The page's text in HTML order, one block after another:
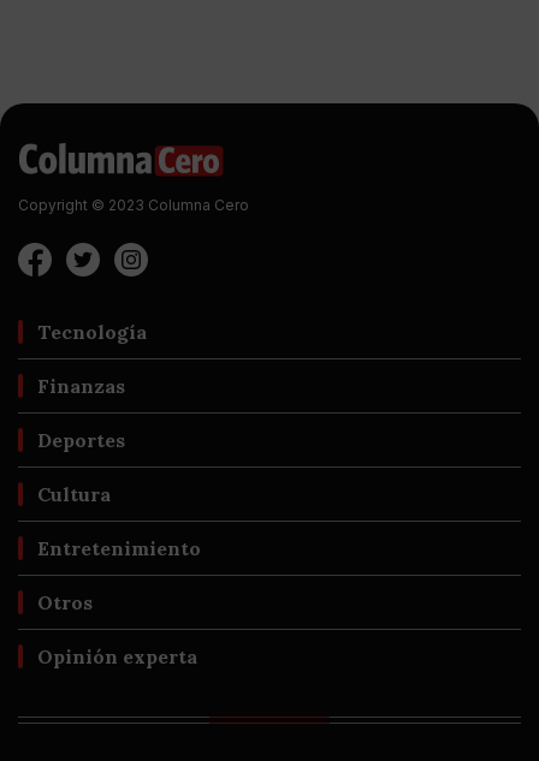
Copyright © 2023 Columna Cero
Tecnología
Finanzas
Deportes
Cultura
Entretenimiento
Otros
Opinión experta